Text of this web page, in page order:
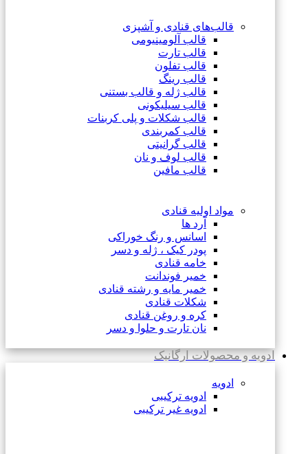
قالب‌های قنادی و آشپزی
قالب آلومینیومی
قالب تارت
قالب تفلون
قالب رینگ
قالب ژله و قالب بستنی
قالب سیلیکونی
قالب شکلات و پلی کربنات
قالب کمربندی
قالب گرانیتی
قالب لوف و نان
قالب مافین
مواد اولیه قنادی
آرد ها
اسانس و رنگ خوراکی
پودر کیک ، ژله و دسر
خامه قنادی
خمیر فوندانت
خمیر مایه و رشته قنادی
شکلات قنادی
کره و روغن قنادی
نان تارت و حلوا و دسر
ادویه و محصولات ارگانیک
ادویه
ادویه ترکیبی
ادویه غیر ترکیبی